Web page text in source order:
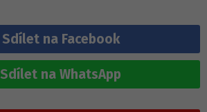
Sdílet na Facebook
Sdílet na WhatsApp